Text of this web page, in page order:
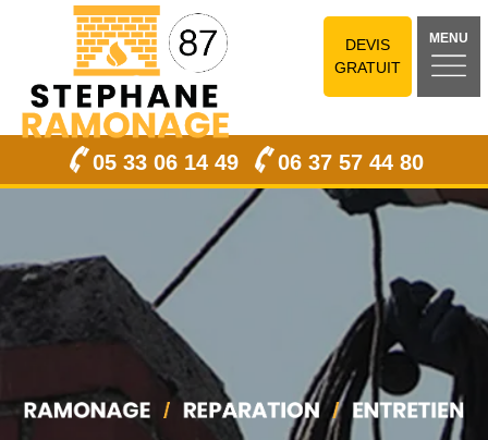
DEVIS
GRATUIT
MENU
05 33 06 14 49 06 37 57 44 80